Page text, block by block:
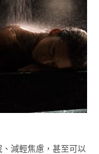
減輕焦慮，甚至可以